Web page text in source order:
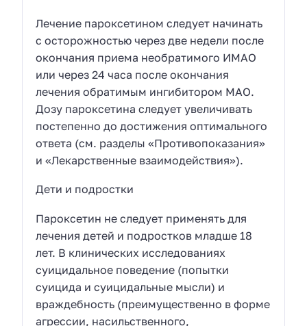
Лечение пароксетином следует начинать
с осторожностью через две недели после
окончания приема необратимого ИМАО
или через 24 часа после окончания
лечения обратимым ингибитором MAO.
Дозу пароксетина следует увеличивать
постепенно до достижения оптимального
ответа (см. разделы «Противопоказания»
и «Лекарственные взаимодействия»).
Дети и подростки
Пароксетин не следует применять для
лечения детей и подростков младше 18
лет. В клинических исследованиях
суицидальное поведение (попытки
суицида и суицидальные мысли) и
враждебность (преимущественно в форме
агрессии, насильственного,